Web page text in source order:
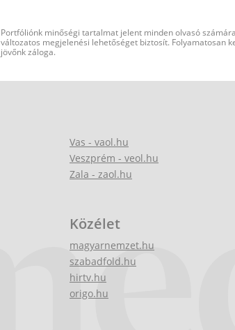
Portfóliónk minőségi tartalmat jelent minden olvasó
változatos megjelenési lehetőséget biztosít. Folyamatosan
jövőnk záloga.
Vas - vaol.hu
Veszprém - veol.hu
Zala - zaol.hu
Közélet
magyarnemzet.hu
szabadfold.hu
hirtv.hu
origo.hu